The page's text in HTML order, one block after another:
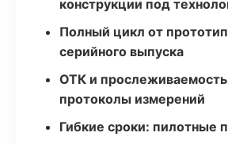
конструкции под
Полный цикл от
серийного выпуска
ОТК и
протоколы измерений
Гибкие сроки: пилотные